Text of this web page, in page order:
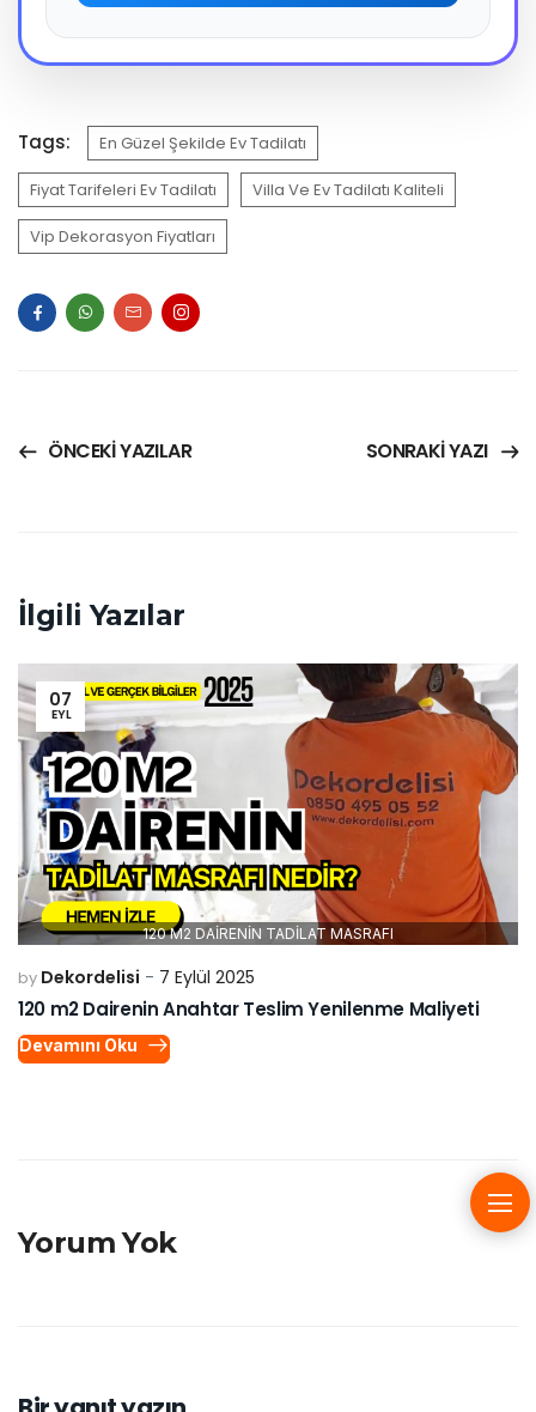
Tags: En Güzel Şekilde Ev Tadilatı
Fiyat Tarifeleri Ev Tadilatı Villa Ve Ev Tadilatı Kaliteli
Vip Dekorasyon Fiyatları
ÖNCEKI YAZILAR SONRAKI YAZI
İlgili Yazılar
07
EYL
120 M2 DAİRENİN TADİLAT MASRAFI
by Dekordelisi 7 Eylül 2025
120 m2 Dairenin Anahtar Teslim Yenilenme Maliyeti
Devamını Oku
Yorum Yok